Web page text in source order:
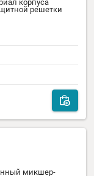
территорий со
условиями и
с высоким
подходят
25Вт